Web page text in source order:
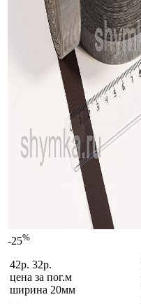
-25%
42р. 32р.
цена за пог.м
ширина 20мм